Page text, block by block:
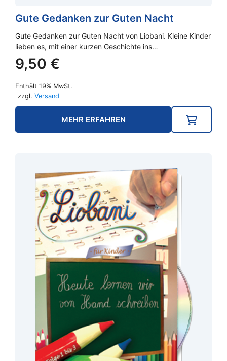
Gute Gedanken zur Guten Nacht
Gute Gedanken zur Guten Nacht von Liobani. Kleine Kinder
lieben es, mit einer kurzen Geschichte ins…
9,50 €
Enthält 19% MwSt.
zzgl. Versand
MEHR ERFAHREN